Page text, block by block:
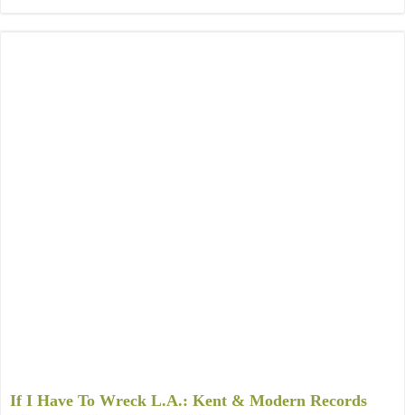
If I Have To Wreck L.A.: Kent & Modern Records